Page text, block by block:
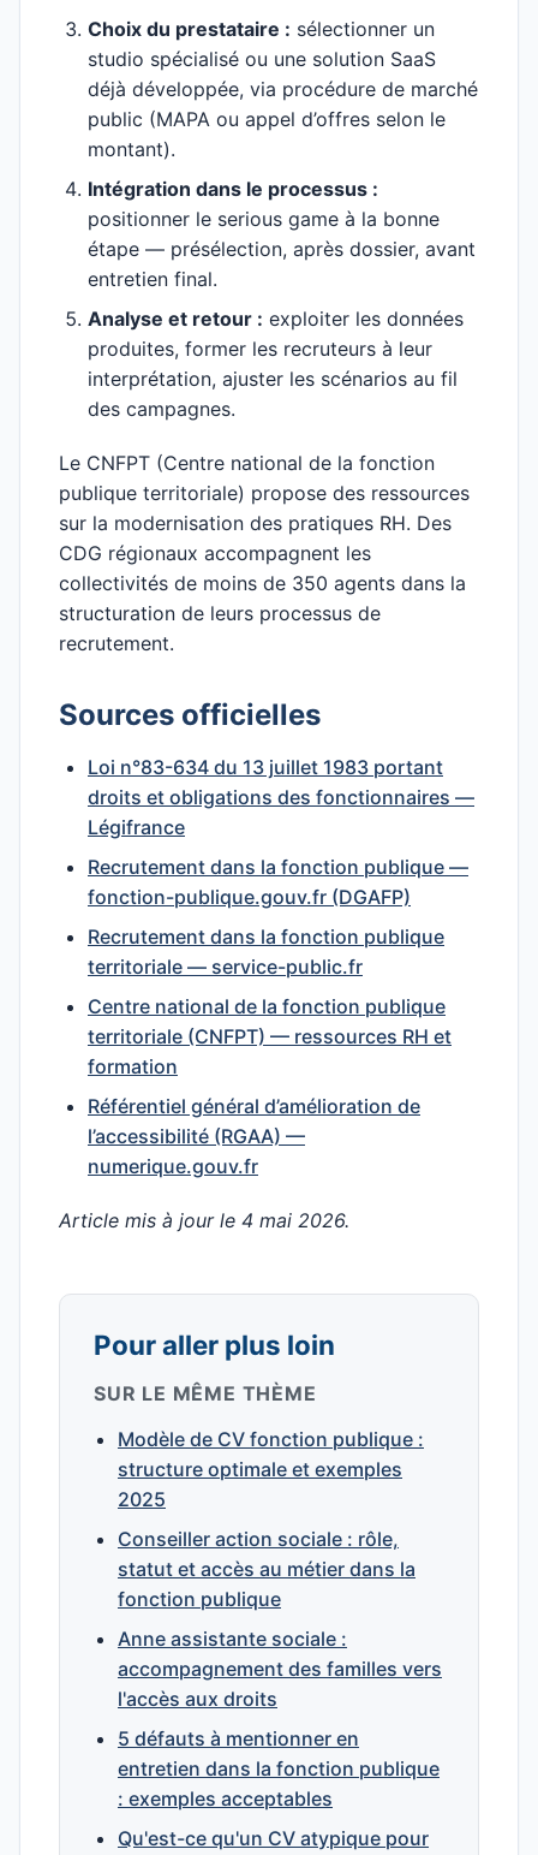
Choix du prestataire : sélectionner un
studio spécialisé ou une solution SaaS
déjà développée, via procédure de marché
public (MAPA ou appel d’offres selon le
montant).
Intégration dans le processus :
positionner le serious game à la bonne
étape — présélection, après dossier, avant
entretien final.
Analyse et retour : exploiter les données
produites, former les recruteurs à leur
interprétation, ajuster les scénarios au fil
des campagnes.
Le CNFPT (Centre national de la fonction
publique territoriale) propose des ressources
sur la modernisation des pratiques RH. Des
CDG régionaux accompagnent les
collectivités de moins de 350 agents dans la
structuration de leurs processus de
recrutement.
Sources officielles
Loi n°83-634 du 13 juillet 1983 portant
droits et obligations des fonctionnaires —
Légifrance
Recrutement dans la fonction publique —
fonction-publique.gouv.fr (DGAFP)
Recrutement dans la fonction publique
territoriale — service-public.fr
Centre national de la fonction publique
territoriale (CNFPT) — ressources RH et
formation
Référentiel général d’amélioration de
l’accessibilité (RGAA) —
numerique.gouv.fr
Article mis à jour le 4 mai 2026.
Pour aller plus loin
SUR LE MÊME THÈME
Modèle de CV fonction publique :
structure optimale et exemples
2025
Conseiller action sociale : rôle,
statut et accès au métier dans la
fonction publique
Anne assistante sociale :
accompagnement des familles vers
l'accès aux droits
5 défauts à mentionner en
entretien dans la fonction publique
: exemples acceptables
Qu'est-ce qu'un CV atypique pour